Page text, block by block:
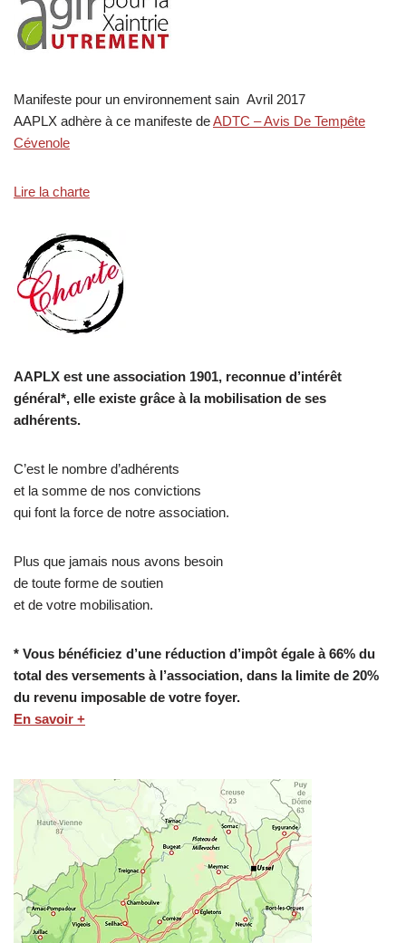
Manifeste pour un environnement sain Avril 2017
AAPLX adhère à ce manifeste deADTC – Avis De Tempête
Cévenole
Lire la charte
AAPLX est une association 1901, reconnue d’intérêt
général*, elle existe grâce à la mobilisation de ses
adhérents.
C’est le nombre d’adhérents
et la somme de nos convictions
qui font la force de notre association.
Plus que jamais nous avons besoin
de toute forme de soutien
et de votre mobilisation.
* Vous bénéficiez d’une réduction d’impôt égale à 66% du
total des versements à l’association, dans la limite de 20%
du revenu imposable de votre foyer.
En savoir +